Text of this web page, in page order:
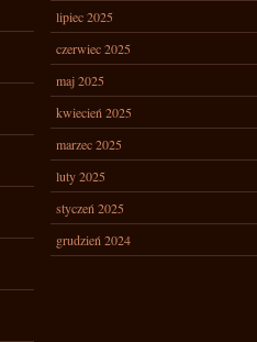
lipiec 2025
czerwiec 2025
maj 2025
kwiecień 2025
marzec 2025
luty 2025
styczeń 2025
grudzień 2024